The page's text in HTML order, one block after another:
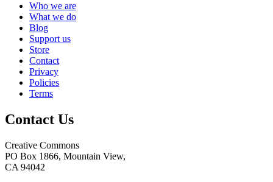
Who we are
What we do
Blog
Support us
Store
Contact
Privacy
Policies
Terms
Contact Us
Creative Commons
PO Box 1866, Mountain View,
CA 94042